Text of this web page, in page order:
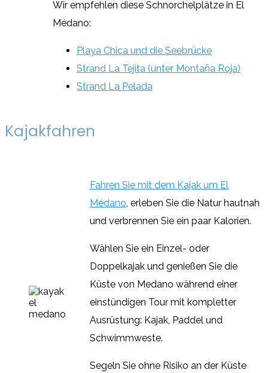
Wir empfehlen diese Schnorchelplätze in El
Médano:
Playa Chica und die Seebrücke
Strand La Tejita (unter Montaña Roja)
Strand La Pelada
Kajakfahren
Fahren Sie mit dem Kajak um El
Médano, erleben Sie die Natur hautnah
und verbrennen Sie ein paar Kalorien.
Wählen Sie ein Einzel- oder
Doppelkajak und genießen Sie die
Küste von Medano während einer
einstündigen Tour mit kompletter
Ausrüstung: Kajak, Paddel und
Schwimmweste.
Segeln Sie ohne Risiko an der Küste